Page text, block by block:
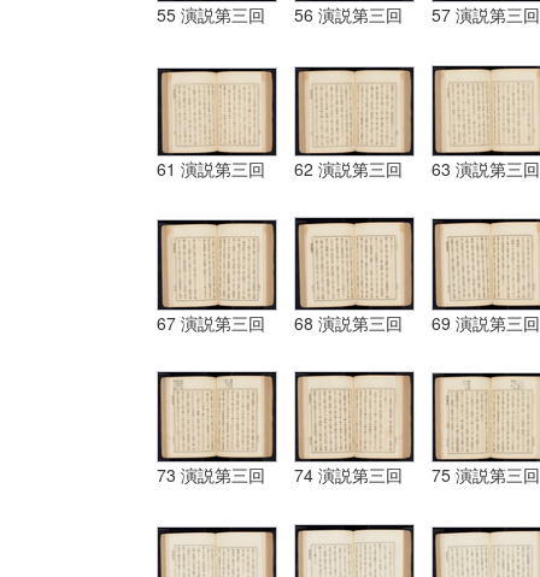
55 演説第三回 56 演説第三回 57 演説第三回
61 演説第三回 62 演説第三回 63 演説第三回
67 演説第三回 68 演説第三回 69 演説第三回
73 演説第三回 74 演説第三回 75 演説第三回